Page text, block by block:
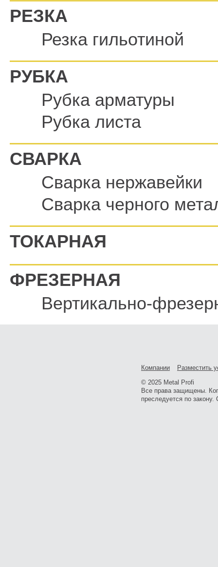
РЕЗКА
Резка гильотиной
РУБКА
Рубка арматуры
Рубка листа
СВАРКА
Сварка нержавейки
Сварка черного
ТОКАРНАЯ
ФРЕЗЕРНАЯ
Вертикально-
Компании
Разместить
© 2025 Metal Profi
Все права защищены.
преследуется по